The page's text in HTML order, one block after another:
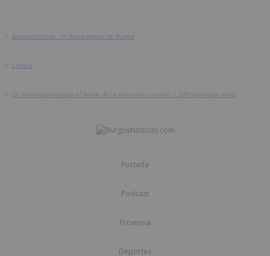
> BurgosNoticias - El diario digital de Burgos
> Ciencia
> La humanidad estuvo al borde de la extinción con solo 1.200 individuos vivos
Portada
Podcast
Provincia
Deportes